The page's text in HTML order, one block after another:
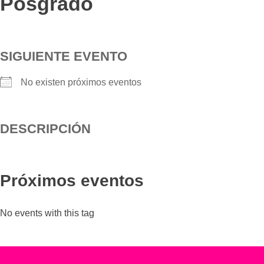
SIGUIENTE EVENTO
No existen próximos eventos
DESCRIPCIÓN
Próximos eventos
No events with this tag